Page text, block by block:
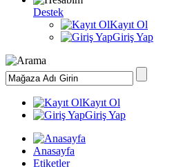
Destek
Kayıt Ol
Giriş Yap
Kayıt Ol
Giriş Yap
Anasayfa
Etiketler